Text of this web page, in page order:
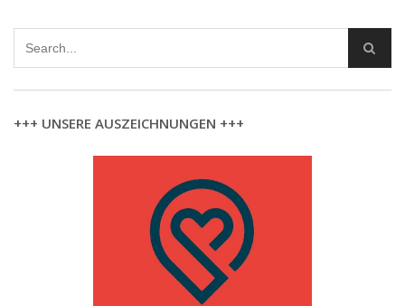
+++ UNSERE AUSZEICHNUNGEN +++